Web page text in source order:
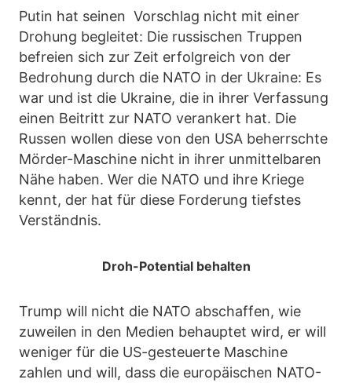
Putin hat seinen Vorschlag nicht mit einer
Drohung begleitet: Die russischen Truppen
befreien sich zur Zeit erfolgreich von der
Bedrohung durch die NATO in der Ukraine: Es
war und ist die Ukraine, die in ihrer Verfassung
einen Beitritt zur NATO verankert hat. Die
Russen wollen diese von den USA beherrschte
Mörder-Maschine nicht in ihrer unmittelbaren
Nähe haben. Wer die NATO und ihre Kriege
kennt, der hat für diese Forderung tiefstes
Verständnis.
Droh-Potential behalten
Trump will nicht die NATO abschaffen, wie
zuweilen in den Medien behauptet wird, er will
weniger für die US-gesteuerte Maschine
zahlen und will, dass die europäischen NATO-